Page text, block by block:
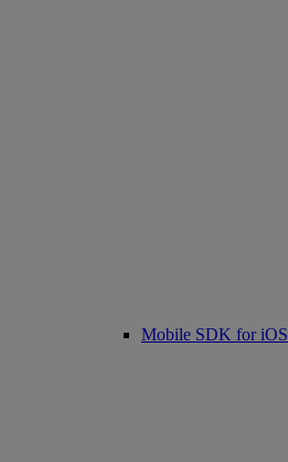
Mobile SDK for iOS